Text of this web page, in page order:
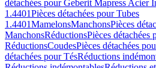
détachées pour Geberit Mapress Acier
1.4401Pièces détachées pour Tubes
1.4401MamelonsManchonsPièces
ManchonsRéductionsPièces détachées
RéductionsCoudesPièces détachées
détachées pour TésRéductions